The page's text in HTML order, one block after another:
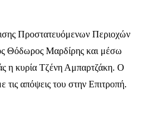
Προστατευόμενων Περιοχών
Θόδωρος Μαρδίρης και μέσω
η κυρία Τζένη Αμπαρτζάκη. Ο
τις απόψεις του στην Επιτροπή.